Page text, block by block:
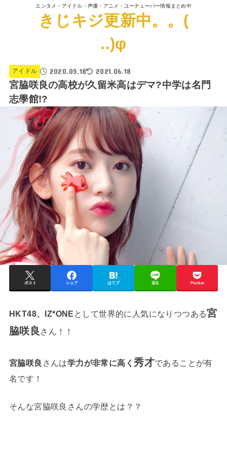
エンタメ・アイドル・声優・アニメ・ユーチューバー情報まとめ中
きじキジ更新中。。(
..)φ
アイドル 2020.05.18 2021.06.18
宮脇咲良の高校が久留米高はデマ?中学は名門
志學館!?
ポスト シェア はてブ 送る Pocket
HKT48、IZ*ONE として世界的に人気になりつつある宮
脇咲良 さん！！
宮脇咲良 さんは学力が非常に高く秀才であることが有
名です！
そんな宮脇咲良さんの学歴とは？？